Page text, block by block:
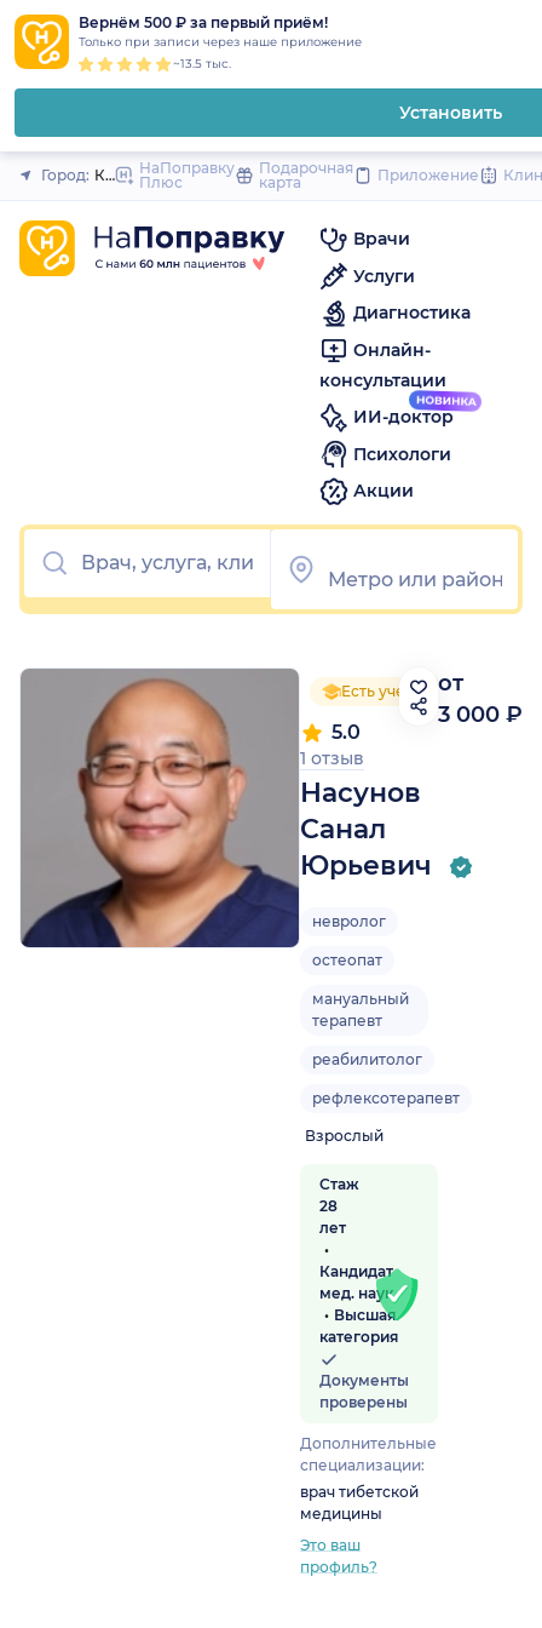
Вернём 500 ₽ за первый приём!
Только при записи через наше приложение
~13.5 тыс.
Установить
Закрыть
Город: КазаньНаПоправку
Плюс
Подарочная
карта
Приложение
Врачи
Услуги
Диагностика
Онлайн-
консультации
ИИ-доктор
Психологи
Акции
Есть ученая степень
Насунов
Санал
Юрьевич
5.0
1 отзыв
невролог
остеопат
мануальный
терапевт
реабилитолог
рефлексотерапевт
Взрослый
Стаж
28
лет
Кандидат
мед. наук
Высшая
категория
Документы
проверены
Дополнительные
специализации:
врач тибетской
медицины
Это ваш
профиль?
от
3 000 ₽